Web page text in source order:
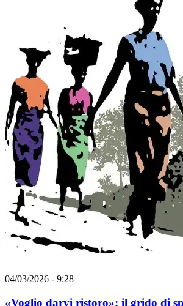
04/03/2026 - 9:28
«Voglio darvi ristoro»: il grido di